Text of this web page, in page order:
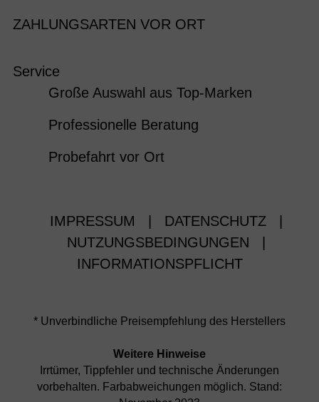
ZAHLUNGSARTEN VOR ORT
Service
Große Auswahl aus Top-Marken
Professionelle Beratung
Probefahrt vor Ort
IMPRESSUM DATENSCHUTZ
NUTZUNGSBEDINGUNGEN
INFORMATIONSPFLICHT
* Unverbindliche Preisempfehlung des Herstellers
Weitere Hinweise
Irrtümer, Tippfehler und technische Änderungen
vorbehalten. Farbabweichungen möglich. Stand: